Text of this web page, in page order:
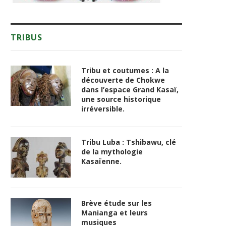
TRIBUS
Tribu et coutumes : A la
découverte de Chokwe
dans l’espace Grand Kasaï,
une source historique
irréversible.
Tribu Luba : Tshibawu, clé
de la mythologie
Kasaïenne.
Brève étude sur les
Manianga et leurs
musiques